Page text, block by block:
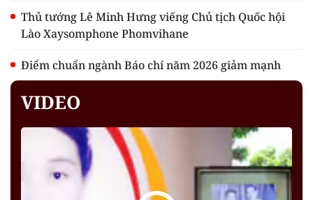
Thủ tướng Lê Minh Hưng viếng Chủ tịch Quốc hội
Lào Xaysomphone Phomvihane
Điểm chuẩn ngành Báo chí năm 2026 giảm mạnh
VIDEO